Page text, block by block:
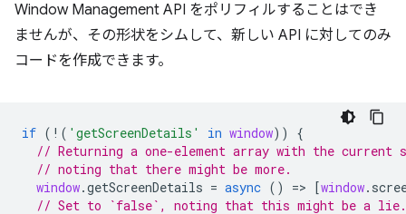
Window Management API をポリフィルすることはでき
ませんが、その形状をシムして、新しい API に対してのみ
コードを作成できます。
if ( ! ( 'getScreenDetails' in window))
{
// Returning a one-element array with the current
// noting that there might be more.
window.getScreenDetails = async () => [window.
// Set to `false`, noting that this might be a lie.